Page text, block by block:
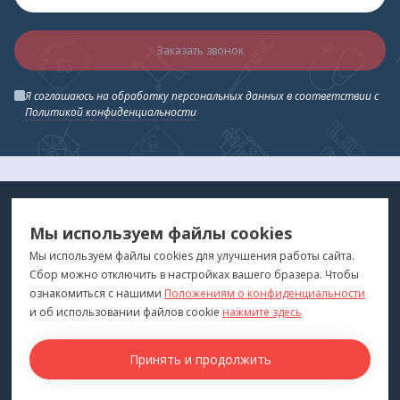
Заказать звонок
Я соглашаюсь на обработку персональных данных в соответствии с
Политикой конфиденциальности
ДЛЯ ВАС
"Медтехника для Вас"©2026
ПОКУПАТЕЛЯМ
Каталог
Бренды
Для оптовиков
КОНТАКТЫ
г. Владивосток
Мы используем файлы cookies
Мы используем файлы cookies для улучшения работы сайта.
Сбор можно отключить в настройках вашего бразера. Чтобы
ознакомиться с нашими Положениям о конфиденциальности
и об использовании файлов cookie нажмите здесь
Принять и продолжить